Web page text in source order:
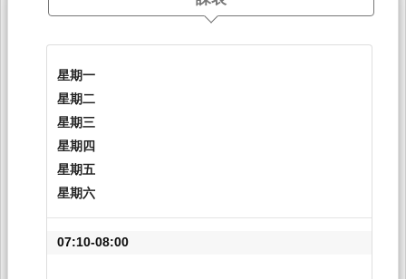
星期一
星期二
星期三
星期四
星期五
星期六
07:10-08:00